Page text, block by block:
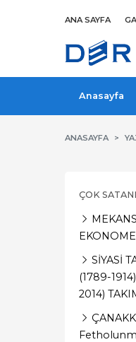
ANA SAYFA
Anasayfa
ANASAYFA
ÇOK
SİYASİ
(1789-
2014)